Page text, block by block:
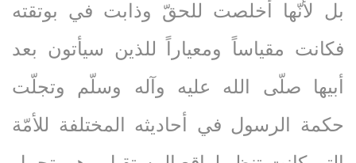
بل لأنّها أخلصت للحقّ وذابت في بوتقته
فكانت مقياساً ومعياراً للذين سيأتون بعد
أبيها صلّى‌ الله‌ عليه‌ وآله‌ وسلّم وتجلّت
حكمة الرسول في أحاديثه المختلفة للأمّة